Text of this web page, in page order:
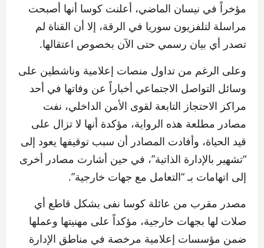
مؤخراً في نيسان الماضي، أعلنت كوسا أنها أصبحت
مراسلة لتلفزيون سوريا في الرقة، إلا أن القناة لم
تصدر أي بيان رسمي حتى الآن بخصوص اعتقالها.
وعلى الرغم من تداول منصات إعلامية وناشطين على
وسائل التواصل الاجتماعي أخباراً عن وفاتها في أحد
مراكز الاحتجاز التابعة لقوى الأمن الداخلي، نفت
مصادر مطلعة هذه الرواية، مؤكدة أنها لا تزال على
قيد الحياة، وأفادت المصادر أن سبب توقيفها يعود إلى
“تشهير بالإدارة الذاتية”، في حين أشارت مصادر أخرى
إلى اتهامات بـ “التعامل مع جهات خارجية”.
مصدر مقرب من عائلة كوسا نفى بشكل قاطع أي
صلات لها بجهات خارجية، مؤكداً على مهنيتها وعملها
ضمن مؤسسات إعلامية مرخصة في مناطق الإدارة